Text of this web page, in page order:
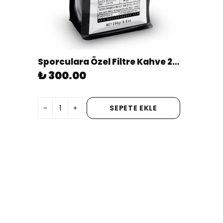
Sporculara Özel Filtre Kahve 250g Öğütülmüş
₺ 300.00
SEPETE EKLE